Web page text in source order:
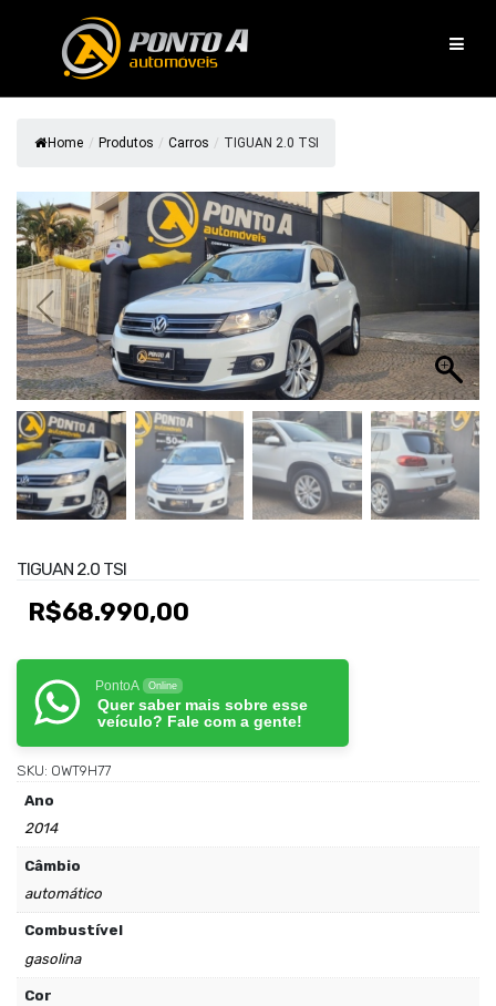
conteúdo
Home / Produtos / Carros / TIGUAN 2.0 TSI
TIGUAN 2.0 TSI
R$68.990,00
PontoA Online
Quer saber mais sobre esse
veículo? Fale com a gente!
SKU: OWT9H77
Ano
2014
Câmbio
automático
Combustível
gasolina
Cor